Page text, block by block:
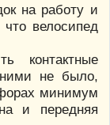
на работу и
велосипед
контактные
не было,
минимум
и передняя